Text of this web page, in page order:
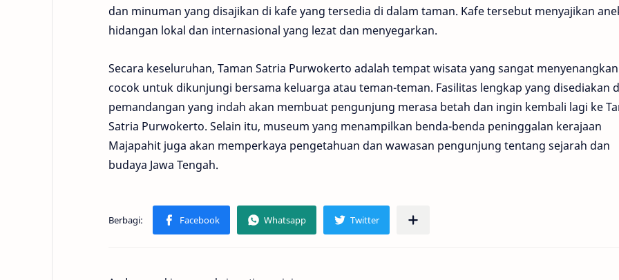
dan minuman yang disajikan di kafe yang tersedia di dalam taman. Kafe tersebut menyajikan
hidangan lokal dan internasional yang lezat dan menyegarkan.
Secara keseluruhan, Taman Satria Purwokerto adalah tempat wisata yang sangat
cocok untuk dikunjungi bersama keluarga atau teman-teman. Fasilitas lengkap yang disediakan
pemandangan yang indah akan membuat pengunjung merasa betah dan ingin kembali lagi ke
Satria Purwokerto. Selain itu, museum yang menampilkan benda-benda peninggalan kerajaan
Majapahit juga akan memperkaya pengetahuan dan wawasan pengunjung tentang sejarah dan
budaya Jawa Tengah.